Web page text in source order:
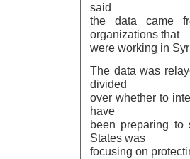
said
the data came
organizations that
were working in
The data was
divided
over whether to
have
been preparing
States was
focusing on